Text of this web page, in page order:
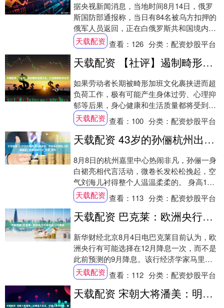
据央视新闻消息，当地时间8月14日，俄罗
斯国防部通报称，当日有84名被乌方扣押的
俄军人员返回，正在白俄罗斯共和国境内接
受必要的心理和医疗援助。 作为交换，俄方
向....
天载配资 查看： 126 分类：配资炒股平台
天载配资 【社评】遏制畸形加班文化，打造健康职场生态
如果劳动者长期被畸形加班文化裹挟进而超
负荷工作，极有可能产生身体过劳、心理抑
郁等后果，身心健康和生活质量都将受到不
同程度影响。而对企业发展而言，一味鼓励
加班，忽....
天载配资 查看： 100 分类：配资炒股平台
天载配资 43岁的孙俪杭州出席活动，穿白色长裙加上微卷盘发，状态回春不少_长发_自然
8月8日的杭州嘉里中心热闹非凡，孙俪一身
白裙亮相代言活动，微卷长发松松挽起，空
气刘海儿衬得整个人温温柔柔的。 身高1米
64的她往那儿一站，腿又细又直，整个人状
态....
天载配资 查看： 113 分类：配资炒股平台
天载配资 巴克莱：欧洲央行可能选择12月降息
新华财经北京8月4日电巴克莱目前认为，欧
洲央行有可能选择在12月降息一次，而不是
此前预测的9月降息。该行经济学家马里亚
诺·西纳说，这一修正考虑到了下半年经济活
动....
天载配资 查看： 112 分类：配资炒股平台
天载配资 宋朝大将潘美：明明是大忠臣，却遭人算计背锅，被冤枉成奸臣千年_赵匡胤_杨业_柴荣